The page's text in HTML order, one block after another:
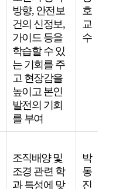
방향, 안전보
건의 신정보,
가이드 등을
학습할 수 있
는 기회를 주
고 현장감을
높이고 본인
발전의 기회
를 부여
호
교
수
조직배양 및
조경 관련 학
과 특성에 맞
박
동
진